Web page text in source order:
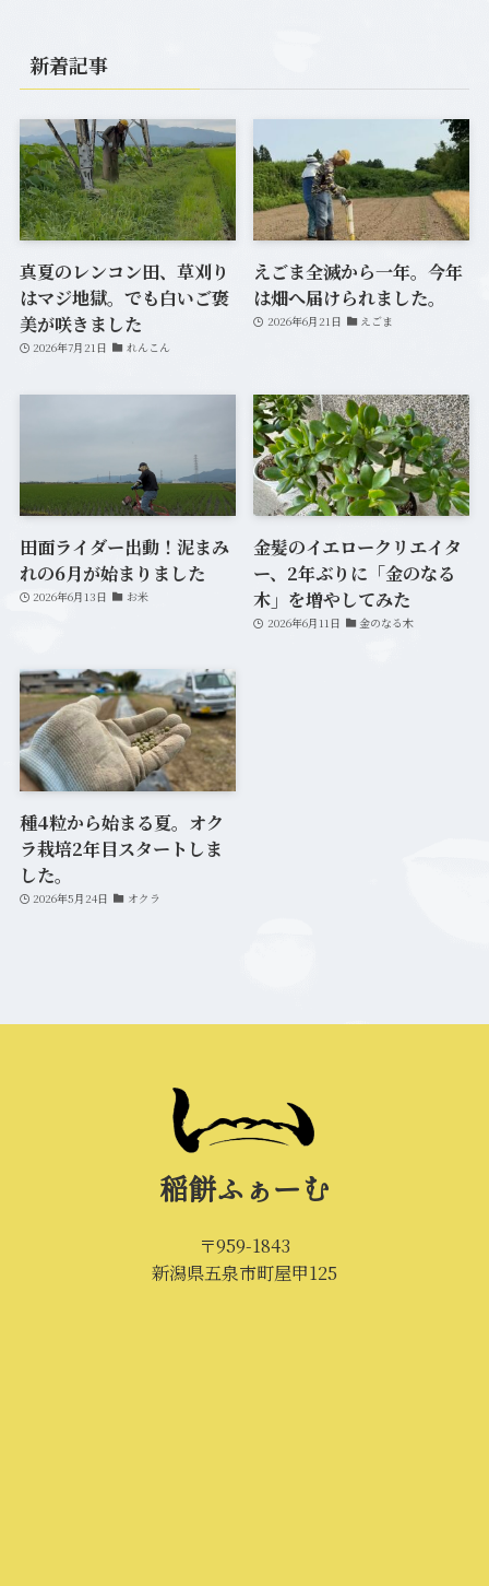
新着記事
真夏のレンコン田、草刈り
はマジ地獄。でも白いご褒
美が咲きました
2026年7月21日 れんこん
えごま全滅から一年。今年
は畑へ届けられました。
2026年6月21日 えごま
田面ライダー出動！泥まみ
れの6月が始まりました
2026年6月13日 お米
金髪のイエロークリエイタ
ー、2年ぶりに「金のなる
木」を増やしてみた
2026年6月11日 金のなる木
種4粒から始まる夏。オク
ラ栽培2年目スタートしま
した。
2026年5月24日 オクラ
稲餅ふぁーむ
〒959-1843
新潟県五泉市町屋甲125